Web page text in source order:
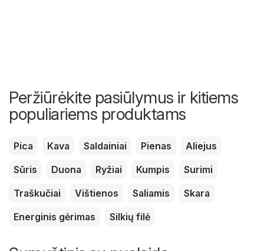
Peržiūrėkite pasiūlymus ir kitiems
populiariems produktams
Pica Kava Saldainiai Pienas
Aliejus
Sūris
Duona Ryžiai Kumpis
Surimi
Traškučiai
Vištienos Saliamis
Skara
Energinis gėrimas
Silkių filė